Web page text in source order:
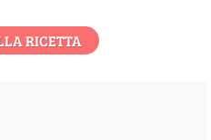
RICETTA